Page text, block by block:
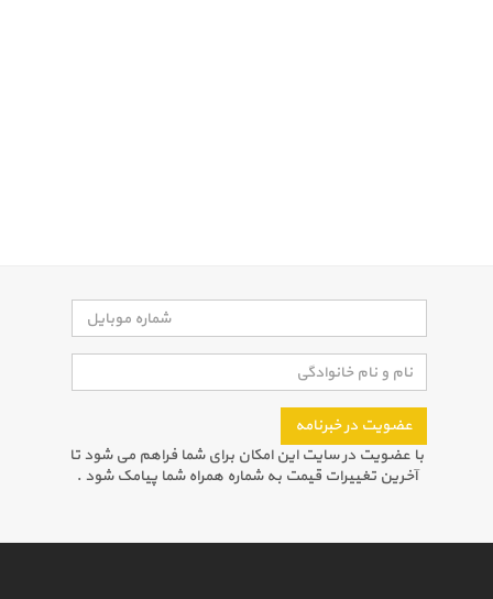
عضویت در خبرنامه
با عضویت در سایت این امکان برای شما فراهم می شود تا
آخرین تغییرات قیمت به شماره همراه شما پیامک شود .